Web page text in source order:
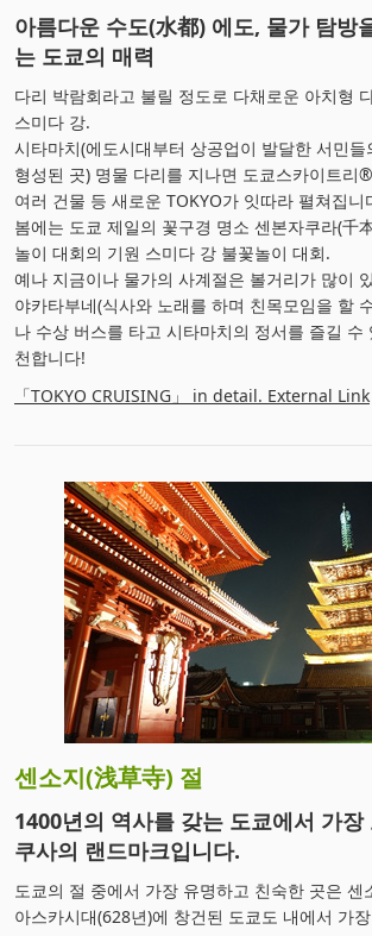
아름다운 수도(水都) 에도, 물가 탐방
는 도쿄의 매력
다리 박람회라고 불릴 정도로 다채로운 아치형
스미다 강.
시타마치(에도시대부터 상공업이 발달한 서민들
형성된 곳) 명물 다리를 지나면 도쿄스카이트리
여러 건물 등 새로운 TOKYO가 잇따라 펼쳐집니
봄에는 도쿄 제일의 꽃구경 명소 센본자쿠라(千
놀이 대회의 기원 스미다 강 불꽃놀이 대회.
예나 지금이나 물가의 사계절은 볼거리가 많이
야카타부네(식사와 노래를 하며 친목모임을 할
나 수상 버스를 타고 시타마치의 정서를 즐길 수
천합니다!
「TOKYO CRUISING」 in detail. External Link
센소지(浅草寺) 절
1400년의 역사를 갖는 도쿄에서 가
쿠사의 랜드마크입니다.
도쿄의 절 중에서 가장 유명하고 친숙한 곳은 센
아스카시대(628년)에 창건된 도쿄도 내에서 가